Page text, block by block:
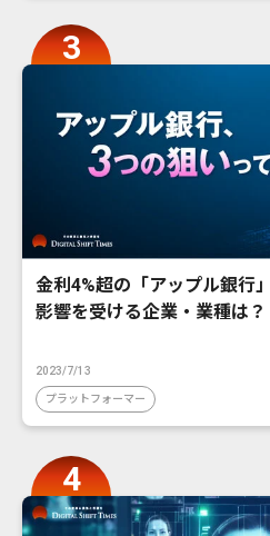
金利4%超の「アップル銀行
影響を受ける企業・業種は？
2023/7/13
プラットフォーマー